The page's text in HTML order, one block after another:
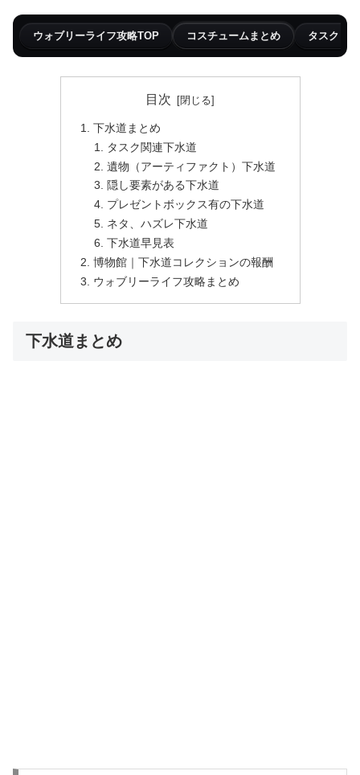
ウォブリーライフ攻略TOP コスチュームまとめ タスクま
目次
下水道まとめ
タスク関連下水道
遺物（アーティファクト）下水道
隠し要素がある下水道
プレゼントボックス有の下水道
ネタ、ハズレ下水道
下水道早見表
博物館｜下水道コレクションの報酬
ウォブリーライフ攻略まとめ
下水道まとめ